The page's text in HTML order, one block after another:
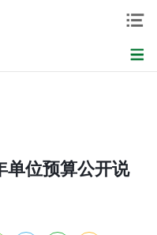
单位预算公开说